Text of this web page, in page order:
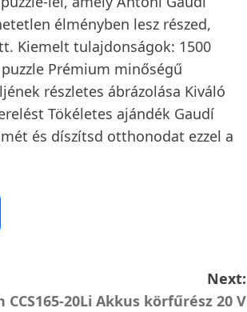
élményben lesz részed,
Kiemelt tulajdonságok: 1500
Prémium minőségű
részletes ábrázolása Kiváló
Tökéletes ajándék Gaudí
és díszítsd otthonodat ezzel a
Next:
CCS165-20Li Akkus körfűrész 20 V